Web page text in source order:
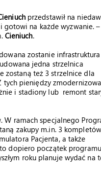
przedstawił na
gotowi na każde wyzwanie. –
Cieniuch.
zostanie infrastruktura
jedna strzelnica
zostaną też 3 strzelnice dla
tych pieniędzy
i stadiony lub remont
W ramach specjalnego
zakupy m.in. 3 kompletów
Pacjenta, a także
dopiero początek programu
roku planuje wydać na